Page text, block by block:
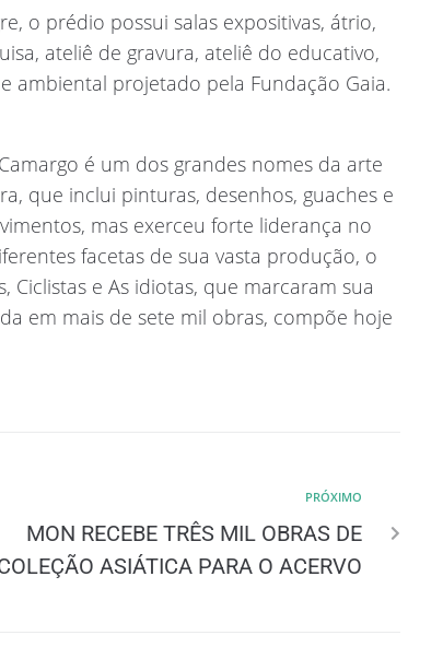
o prédio possui salas expositivas, átrio,
ateliê de gravura, ateliê do educativo,
ambiental projetado pela Fundação Gaia.
é um dos grandes nomes da arte
que inclui pinturas, desenhos, guaches e
mas exerceu forte liderança no
facetas de sua vasta produção, o
Ciclistas e As idiotas, que marcaram sua
em mais de sete mil obras, compõe hoje
PRÓXIMO
MON RECEBE TRÊS MIL OBRAS DE
ASIÁTICA PARA O ACERVO